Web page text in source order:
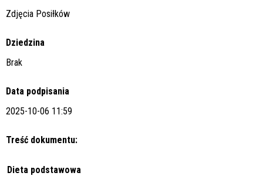
Zdjęcia Posiłków
Dziedzina
Brak
Data podpisania
2025-10-06 11:59
Treść dokumentu:
Dieta podstawowa